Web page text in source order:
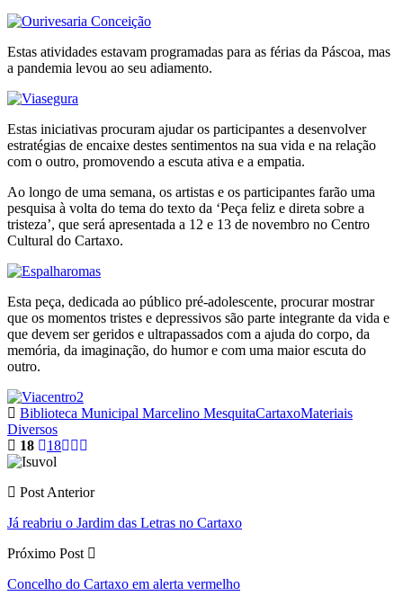
Estas atividades estavam programadas para as férias da Páscoa, mas
a pandemia levou ao seu adiamento.
Estas iniciativas procuram ajudar os participantes a desenvolver
estratégias de encaixe destes sentimentos na sua vida e na relação
com o outro, promovendo a escuta ativa e a empatia.
Ao longo de uma semana, os artistas e os participantes farão uma
pesquisa à volta do tema do texto da ‘Peça feliz e direta sobre a
tristeza’, que será apresentada a 12 e 13 de novembro no Centro
Cultural do Cartaxo.
Esta peça, dedicada ao público pré-adolescente, procurar mostrar
que os momentos tristes e depressivos são parte integrante da vida e
que devem ser geridos e ultrapassados com a ajuda do corpo, da
memória, da imaginação, do humor e com uma maior escuta do
outro.
Biblioteca Municipal Marcelino MesquitaCartaxoMateriais
Diversos
18
18
Post Anterior
Já reabriu o Jardim das Letras no Cartaxo
Próximo Post
Concelho do Cartaxo em alerta vermelho